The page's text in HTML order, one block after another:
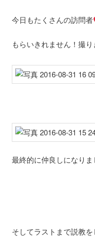
今日もたくさんの訪問者
もらいきれません！撮り
最終的に仲良しになりま
そしてラストまで説教を